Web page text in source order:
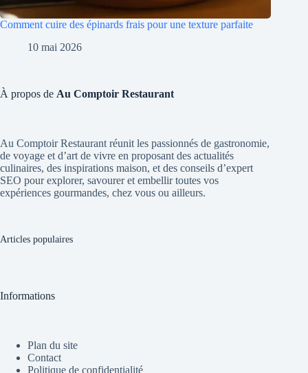
Comment cuire des épinards frais pour une texture parfaite
10 mai 2026
À propos de Au Comptoir Restaurant
Au Comptoir Restaurant réunit les passionnés de gastronomie,
de voyage et d’art de vivre en proposant des actualités
culinaires, des inspirations maison, et des conseils d’expert
SEO pour explorer, savourer et embellir toutes vos
expériences gourmandes, chez vous ou ailleurs.
Articles populaires
Informations
Plan du site
Contact
Politique de confidentialité